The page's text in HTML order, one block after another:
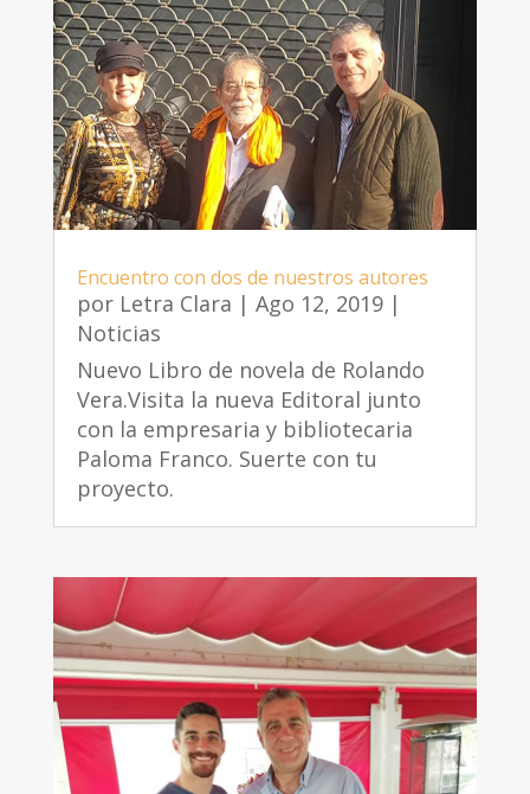
Encuentro con dos de nuestros autores
por Letra Clara | Ago 12, 2019|
Noticias
Nuevo Libro de novela de Rolando
Vera.Visita la nueva Editoral junto
con la empresaria y bibliotecaria
Paloma Franco. Suerte con tu
proyecto.